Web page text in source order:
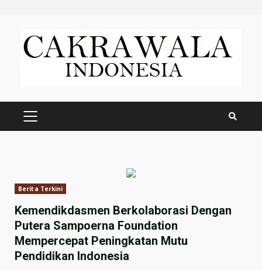
content
PRIMARY
Berita Terkini
Kemendikdasmen Berkolaborasi Dengan
Putera Sampoerna Foundation
Mempercepat Peningkatan Mutu
Pendidikan Indonesia